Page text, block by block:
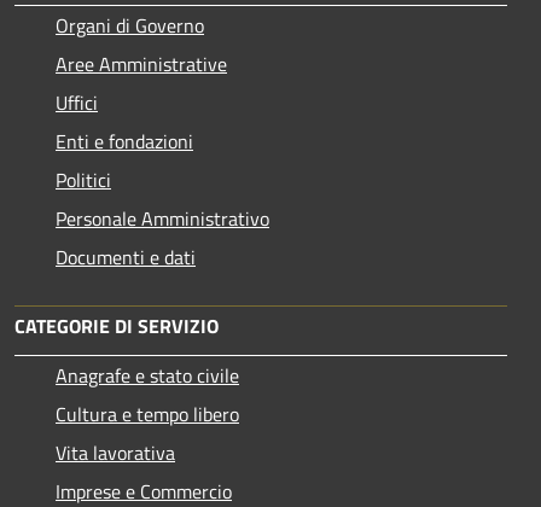
Organi di Governo
Aree Amministrative
Uffici
Enti e fondazioni
Politici
Personale Amministrativo
Documenti e dati
CATEGORIE DI SERVIZIO
Anagrafe e stato civile
Cultura e tempo libero
Vita lavorativa
Imprese e Commercio